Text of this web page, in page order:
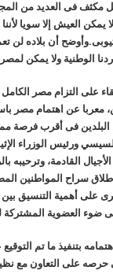
مكثف فى العديد من
العيش إلا سويا
أن بلاده
الوطنية ولا يمكن
على التزام مصر
معربا عن اهتمام مصر
البلدين فى أقرب فرصة
ورئيس الوزراء
القادمة، وترحيبه
سراح المواطنين
على أهمية التنسيق بين
فى ضوء العضوية
بتنفيذ ما تم
إلى حرصه على التعاون